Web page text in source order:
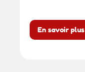
En savoir plus